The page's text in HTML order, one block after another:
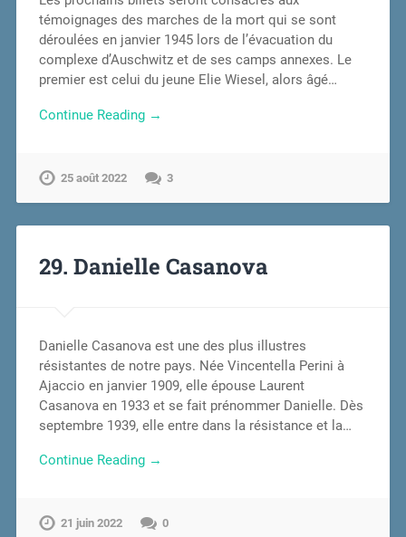
témoignages des marches de la mort qui se sont
déroulées en janvier 1945 lors de l’évacuation du
complexe d’Auschwitz et de ses camps annexes. Le
premier est celui du jeune Elie Wiesel, alors âgé…
Continue Reading →
25 août 2022 3
29. Danielle Casanova
Danielle Casanova est une des plus illustres
résistantes de notre pays. Née Vincentella Perini à
Ajaccio en janvier 1909, elle épouse Laurent
Casanova en 1933 et se fait prénommer Danielle. Dès
septembre 1939, elle entre dans la résistance et la…
Continue Reading →
21 juin 2022 0